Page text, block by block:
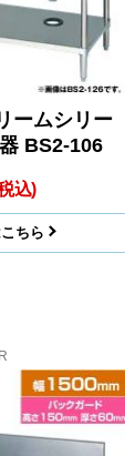
ームシリー
BS2-106
込)
ちら